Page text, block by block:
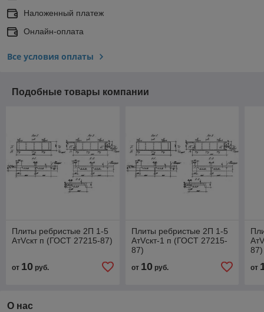
Наложенный платеж
Онлайн-оплата
Все условия оплаты
Подобные товары компании
Плиты ребристые 2П 1-5
АтVскт п (ГОСТ 27215-87)
от 10 руб.
Плиты ребристые 2П 1-5
АтVскт-1 п (ГОСТ 27215-
87)
от 10руб.
87)
от
О нас